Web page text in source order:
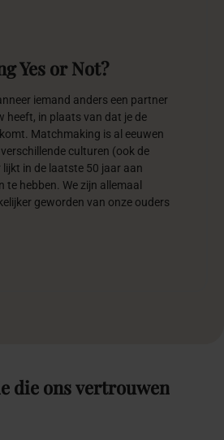
Yes or Not?
iemand anders een partner
heeft, in plaats van dat je de
Matchmaking is al eeuwen
culturen (ook de
in de laatste 50 jaar aan
hebben. We zijn allemaal
geworden van onze ouders
die onsvertrouwen